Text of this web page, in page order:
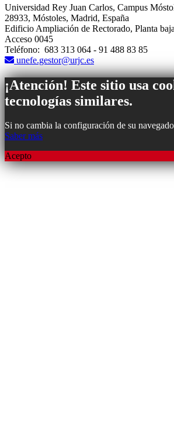
Universidad Rey Juan Carlos, Campus
28933, Móstoles, Madrid, España
Edificio Ampliación de Rectorado, Planta
Acceso 0045
Teléfono: 683 313 064 - 91 488 83 85
unefe.gestor@urjc.es
¡Atención! Este sitio usa
tecnologías similares.
Si no cambia la configuración de su
Saber más
Acepto
Subir